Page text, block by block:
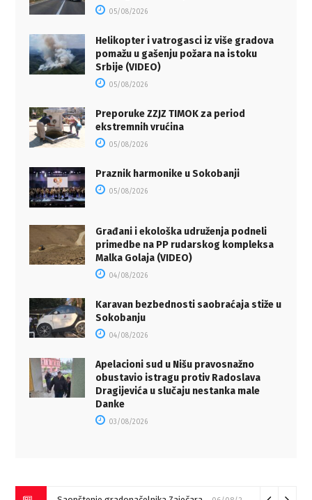
05/08/2026
Helikopter i vatrogasci iz više gradova
pomažu u gašenju požara na istoku
Srbije (VIDEO)
05/08/2026
Preporuke ZZJZ TIMOK za period
ekstremnih vrućina
05/08/2026
Praznik harmonike u Sokobanji
05/08/2026
Građani i ekološka udruženja podneli
primedbe na PP rudarskog kompleksa
Malka Golaja (VIDEO)
04/08/2026
Karavan bezbednosti saobraćaja stiže u
Sokobanju
04/08/2026
Apelacioni sud u Nišu pravosnažno
obustavio istragu protiv Radoslava
Dragijevića u slučaju nestanka male
Danke
03/08/2026